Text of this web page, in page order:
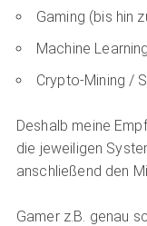
Gaming (bis hin
Machine
Crypto-Mining /
Deshalb meine
die jeweiligen
anschließend den
Gamer z.B. genau